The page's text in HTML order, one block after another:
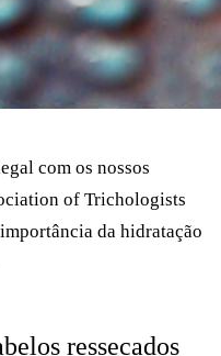
com os nossos
of Trichologists
da hidratação
ressecados